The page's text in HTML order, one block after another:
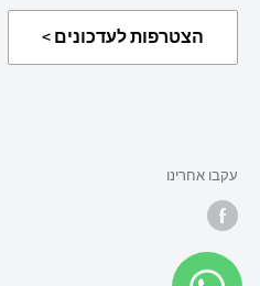
הצטרפות לעדכונים >
עקבו אחרינו